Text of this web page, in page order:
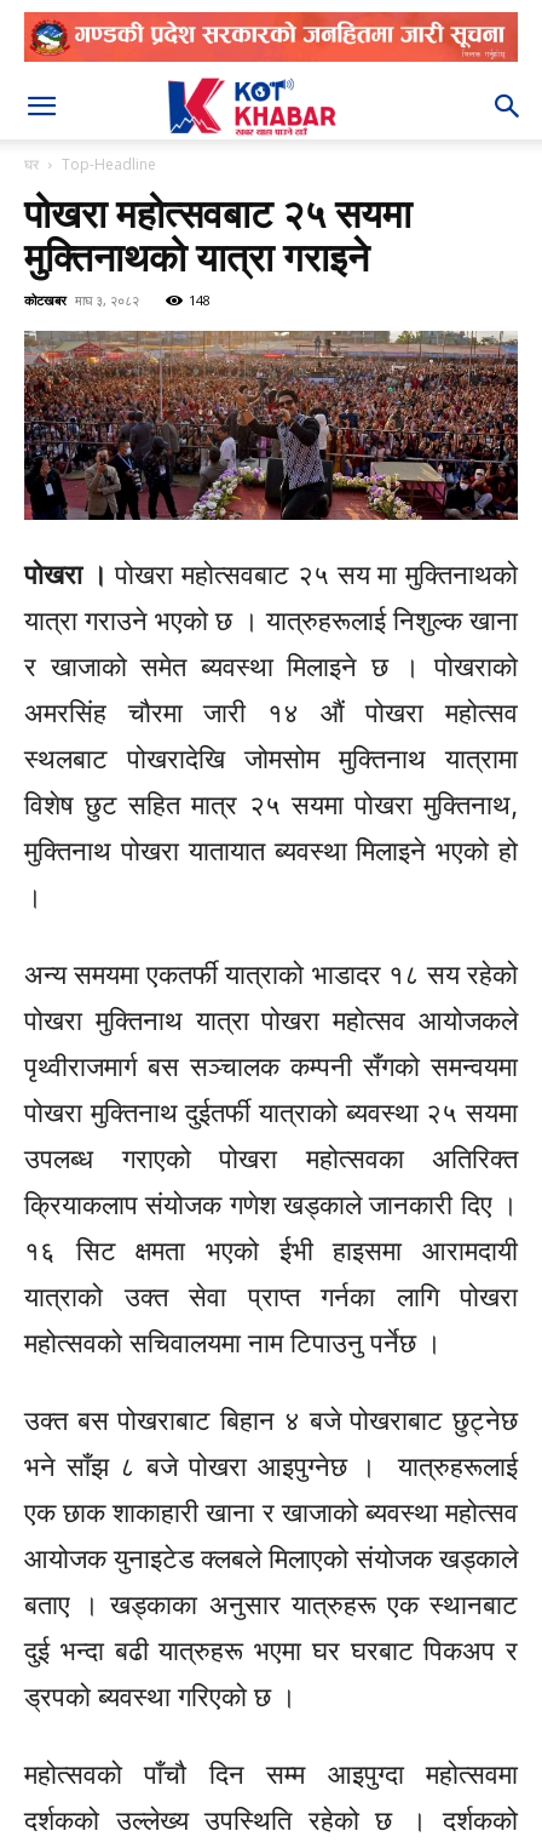
घर Top-Headline
पोखरा महोत्सवबाट २५ सयमा
मुक्तिनाथको यात्रा गराइने
कोटखबर माघ ३, २०८२ 148
पोखरा । पोखरा महोत्सवबाट २५ सय मा मुक्तिनाथको
यात्रा गराउने भएको छ ।यात्रुहरूलाईनिशुल्क खाना
र खाजाको समेत ब्यवस्था मिलाइने छ । पोखराको
अमरसिंह चौरमा जारी १४ औं पोखरा महोत्सव
स्थलबाट पोखरादेखि जोमसोम मुक्तिनाथ यात्रामा
विशेष छुट सहित मात्र २५ सयमा पोखरा मुक्तिनाथ,
मुक्तिनाथ पोखरा यातायात ब्यवस्थामिलाइने भएको हो
।
अन्य समयमाएकतर्फीयात्राको भाडादर १८ सय रहेको
पोखरा मुक्तिनाथ यात्रा पोखरा महोत्सव आयोजकले
पृथ्वीराजमार्ग बस सञ्चालक कम्पनीसँगकोसमन्वयमा
पोखरा मुक्तिनाथ दुईतर्फी यात्राको ब्यवस्था २५ सयमा
उपलब्ध गराएको पोखरा महोत्सवका अतिरिक्त
क्रियाकलाप संयोजक गणेश खड्काले जानकारी दिए ।
१६ सिट क्षमता भएकोईभी हाइसमाआरामदायी
यात्राको उक्त सेवा प्राप्त गर्नका लागि पोखरा
महोत्सवको सचिवालयमा नाम टिपाउनु पर्नेछ ।
उक्त बस पोखराबाट बिहान ४ बजे पोखराबाटछुट्नेछ
भने साँझ ८ बजे पोखरा आइपुग्नेछ ।यात्रुहरूलाई
एक छाक शाकाहारी खाना र खाजाको ब्यवस्था महोत्सव
आयोजकयुनाइटेडक्लबले मिलाएको संयोजक खड्काले
बताए । खड्काका अनुसारयात्रुहरूएक स्थानबाट
दुई भन्दा बढीयात्रुहरूभएमा घर घरबाट पिकअप र
ड्रपको ब्यवस्था गरिएको छ ।
महोत्सवको पाँचौ दिन सम्म आइपुग्दा महोत्सवमा
दर्शकको उल्लेख्यउपस्थितिरहेको छ । दर्शकको